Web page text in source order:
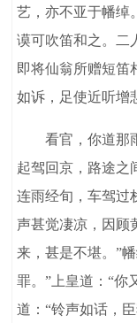
艺，亦不亚于幡绰
谟可吹笛和之。二
即将仙翁所赠短笛
如诉，足使近听增
看官，你道那雨
起驾回京，路途之
连雨经旬，车驾过
声甚觉凄凉，因顾
来，甚是不堪。”
罪。”上皇道：“你
道：“铃声如话，